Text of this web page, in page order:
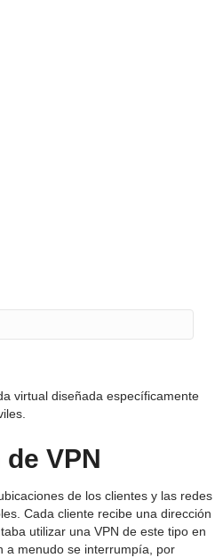
virtual diseñada específicamente
VPN
de los clientes y las redes
Cada cliente recibe una dirección
utilizar una VPN de este tipo en
a menudo se interrumpía, por